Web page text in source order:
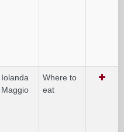
Iolanda
Maggio
Where to
eat